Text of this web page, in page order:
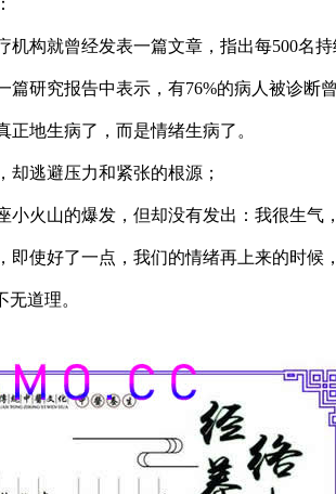
机构就曾经发表一篇文章，指出每500名
研究报告中表示，有76%的病人被诊断
地生病了，而是情绪生病了。
却逃避压力和紧张的根源；
火山的爆发，但却没有发出：我很生气
使好了一点，我们的情绪再上来的时候
道理。